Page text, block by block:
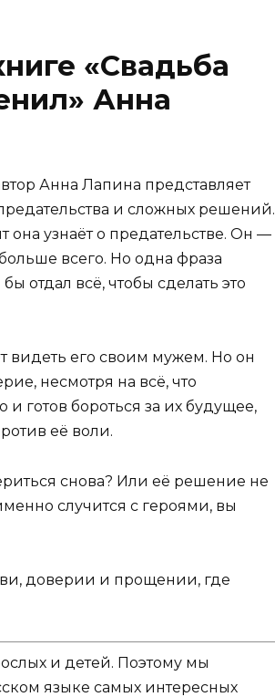
«Свадьба
Анна
Анна Лапина представляет
и сложных решений.
она узнаёт о предательстве. Он —
всего. Но одна фраза
отдал всё, чтобы сделать это
видеть его своим мужем. Но он
несмотря на всё, что
готов бороться за их будущее,
её воли.
снова? Или её решение не
случится с героями, вы
доверии и прощении, где
и детей. Поэтому мы
языке самых интересных